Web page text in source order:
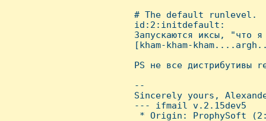
# The default runlevel.
id:2:initdefault:
Запускаются иксы, "что
[kham-kham-
PS не все
--
Sincerely yours,
--- ifmail v.2.15dev5
* Origin: ProphySoft